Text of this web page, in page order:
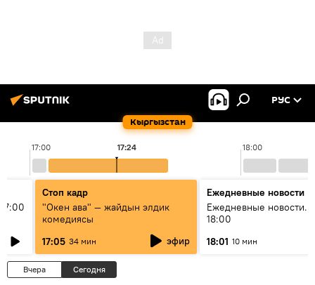
Кыргызстан
РУС
17:00 18:00
17:24
Стоп кадр
"Окен ава" — жайдын элдик
комедиясы
17:05 34 мин эфир
Ежедневные новости
Ежедневные новости.
18:00
18:01 10 мин
Вчера Сегодня